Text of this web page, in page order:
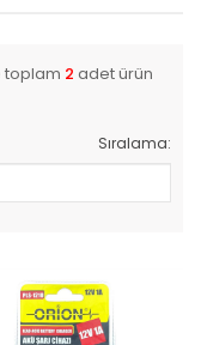
toplam 2 adet ürün
Sıralama: